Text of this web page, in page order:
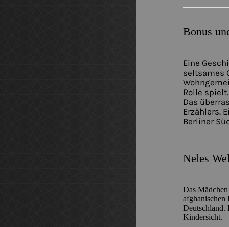
Bonus
Eine
seltsames
Rolle
Das
Erzählers.
Berliner
Neles
Das
afghanischen
Deutschland.
Kindersicht.